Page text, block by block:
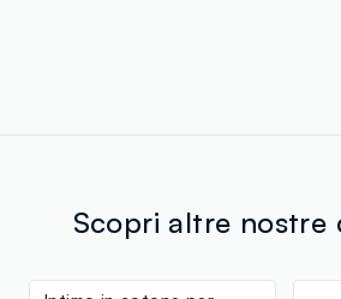
Scopri altre nostre